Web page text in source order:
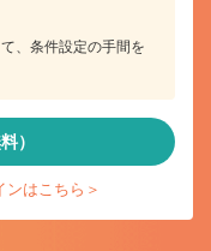
、条件設定の手間を
）
ンはこちら＞